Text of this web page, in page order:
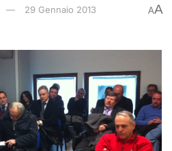
29 Gennaio 2013 AA